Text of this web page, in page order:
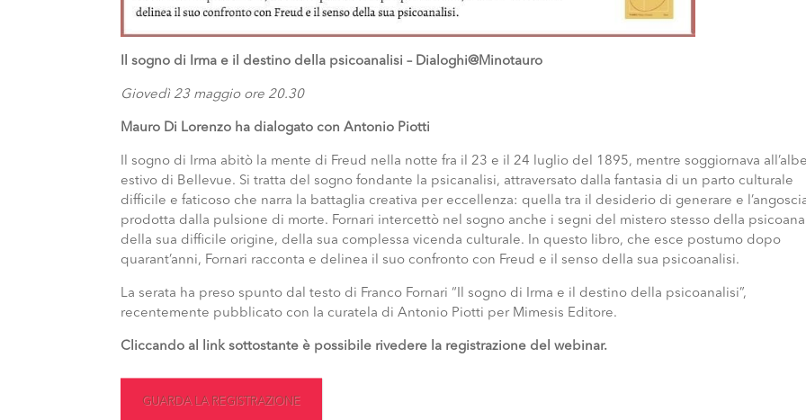
Il sogno di Irma e il destino della psicoanalisi – Dialoghi@Minotauro
Giovedì 23 maggio ore 20.30
Mauro Di Lorenzo ha dialogato con Antonio Piotti
Il sogno di Irma abitò la mente di Freud nella notte fra il 23 e il 24 luglio del 1895, mentre soggiornava
estivo di Bellevue. Si tratta del sogno fondante la psicanalisi, attraversato dalla fantasia di un parto culturale
difficile e faticoso che narra la battaglia creativa per eccellenza: quella tra il desiderio di generare e
prodotta dalla pulsione di morte. Fornari intercettò nel sogno anche i segni del mistero stesso della
della sua difficile origine, della sua complessa vicenda culturale. In questo libro, che esce postumo dopo
quarant’anni, Fornari racconta e delinea il suo confronto con Freud e il senso della sua psicoanalisi.
La serata ha preso spunto dal testo di Franco Fornari “Il sogno di Irma e il destino della psicoanalisi”,
recentemente pubblicato con la curatela di Antonio Piotti per Mimesis Editore.
Cliccando al link sottostante è possibile rivedere la registrazione del webinar.
GUARDA LA REGISTRAZIONE